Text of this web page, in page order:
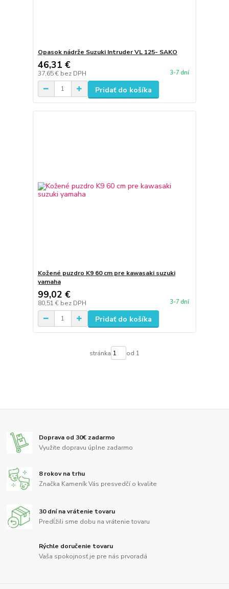
Opasok nádrže Suzuki Intruder VL 125- SAKO
46,31 €
37,65 € bez DPH 3-7 dní
Pridať do košíka
Kožené puzdro K9 60 cm pre kawasaki suzuki
yamaha
99,02 €
80,51 € bez DPH 3-7 dní
Pridať do košíka
stránka od 1
Doprava od 30€ zadarmo
Využite dopravu úplne zadarmo
8 rokov na trhu
Značka Kameník Vás presvedčí o kvalite
30 dní na vrátenie tovaru
Predĺžili sme dobu na vrátenie tovaru
Rýchle doručenie tovaru
Vaša spokojnosť je pre nás prvoradá